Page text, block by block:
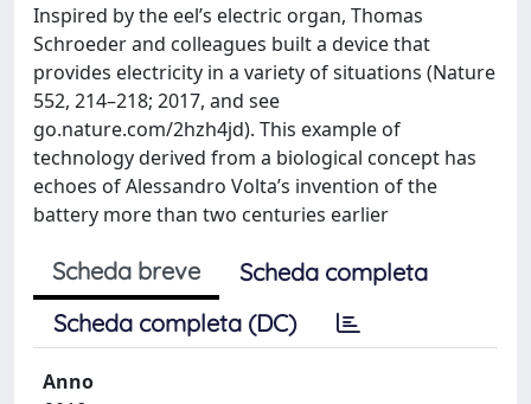
Inspired by the eel’s electric organ, Thomas
Schroeder and colleagues built a device that
provides electricity in a variety of situations (Nature
552, 214–218; 2017, and see
go.nature.com/2hzh4jd). This example of
technology derived from a biological concept has
echoes of Alessandro Volta’s invention of the
battery more than two centuries earlier
Scheda breve
Scheda completa
Scheda completa (DC)
Anno